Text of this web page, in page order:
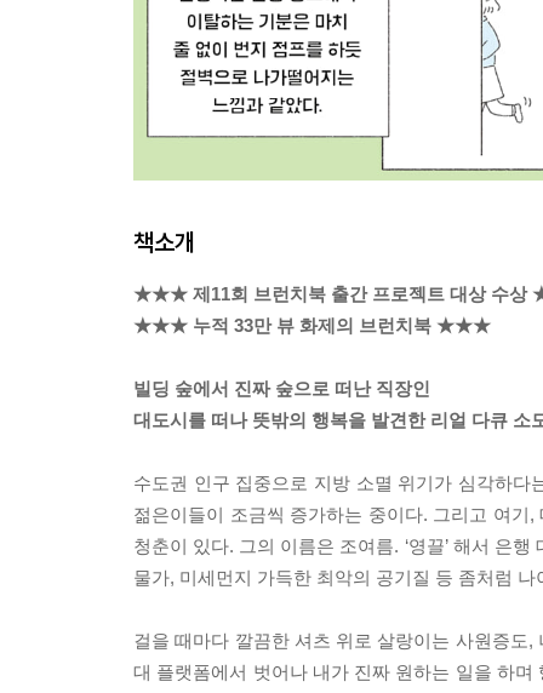
책소개
★★★ 제11회 브런치북 출간 프로젝트 대상 수
★★★ 누적 33만 뷰 화제의 브런치북 ★★★
빌딩 숲에서 진짜 숲으로 떠난 직장인
대도시를 떠나 뜻밖의 행복을 발견한 리얼 다큐 소
수도권 인구 집중으로 지방 소멸 위기가 심각하다
젊은이들이 조금씩 증가하는 중이다. 그리고 여
청춘이 있다. 그의 이름은 조여름. ‘영끌’ 해서 은
물가, 미세먼지 가득한 최악의 공기질 등 좀처럼
걸을 때마다 깔끔한 셔츠 위로 살랑이는 사원증도
대 플랫폼에서 벗어나 내가 진짜 원하는 일을 하